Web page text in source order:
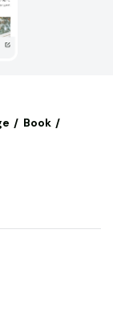
Book